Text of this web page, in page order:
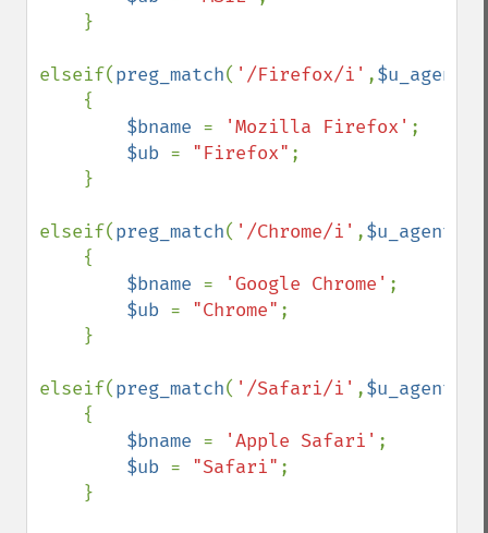
elseif(preg_match( '/Firefox/i' ,$u_agent
$bname = 'Mozilla Firefox' ;
$ub = "Firefox" ;
elseif(preg_match( '/Chrome/i' ,$u_agent
$bname = 'Google Chrome' ;
$ub = "Chrome" ;
elseif(preg_match( '/Safari/i' ,$u_agent
$bname = 'Apple Safari' ;
$ub = "Safari" ;